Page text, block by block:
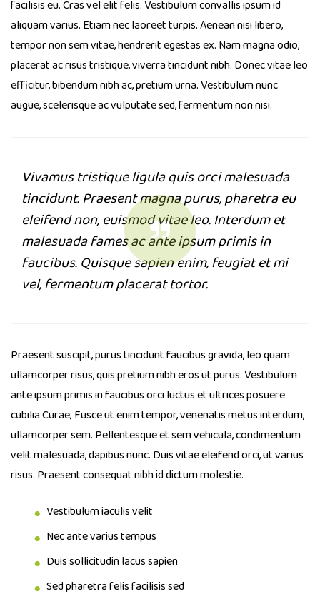
facilisis eu. Cras vel elit felis. Vestibulum convallis ipsum id
aliquam varius. Etiam nec laoreet turpis. Aenean nisi libero,
tempor non sem vitae, hendrerit egestas ex. Nam magna odio,
placerat ac risus tristique, viverra tincidunt nibh. Donec vitae leo
efficitur, bibendum nibh ac, pretium urna. Vestibulum nunc
augue, scelerisque ac vulputate sed, fermentum non nisi.
Vivamus tristique ligula quis orci malesuada
tincidunt. Praesent magna purus, pharetra eu
eleifend non, euismod vitae leo. Interdum et
malesuada fames ac ante ipsum primis in
faucibus. Quisque sapien enim, feugiat et mi
vel, fermentum placerat tortor.
Praesent suscipit, purus tincidunt faucibus gravida, leo quam
ullamcorper risus, quis pretium nibh eros ut purus. Vestibulum
ante ipsum primis in faucibus orci luctus et ultrices posuere
cubilia Curae; Fusce ut enim tempor, venenatis metus interdum,
ullamcorper sem. Pellentesque et sem vehicula, condimentum
velit malesuada, dapibus nunc. Duis vitae eleifend orci, ut varius
risus. Praesent consequat nibh id dictum molestie.
Vestibulum iaculis velit
Nec ante varius tempus
Duis sollicitudin lacus sapien
Sed pharetra felis facilisis sed